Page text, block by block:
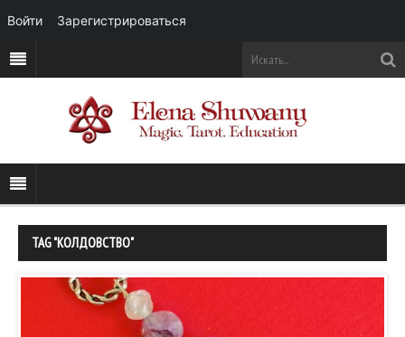
TAG "КОЛДОВСТВО"
Войти Зарегистрироваться